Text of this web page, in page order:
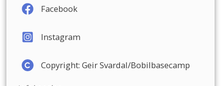
Facebook
Instagram
Copyright: Geir Svardal/Bobilbasecamp